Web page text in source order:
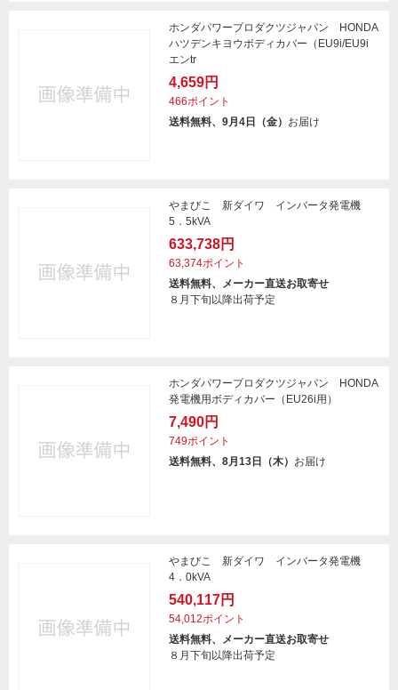
ホンダパワープロダクツジャパン HONDA
ハツデンキヨウボディカバー（EU9i/EU9i
エンtr
4,659円
466ポイント
送料無料、9月4日（金） お届け
やまびこ 新ダイワ インバータ発電機
5．5kVA
633,738円
63,374ポイント
送料無料、メーカー直送お取寄せ
８月下旬以降出荷予定
ホンダパワープロダクツジャパン HONDA
発電機用ボディカバー（EU26i用）
7,490円
749ポイント
送料無料、8月13日（木） お届け
やまびこ 新ダイワ インバータ発電機
4．0kVA
540,117円
54,012ポイント
送料無料、メーカー直送お取寄せ
８月下旬以降出荷予定